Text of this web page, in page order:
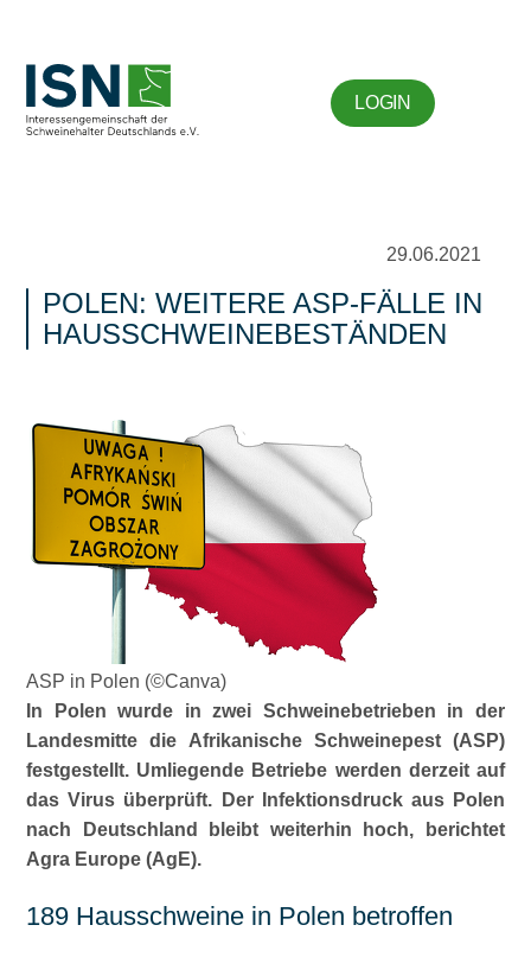
LOGIN
29.06.2021
POLEN: WEITERE ASP-FÄLLE IN
HAUSSCHWEINEBESTÄNDEN
ASP in Polen (©Canva)
In Polen wurde in zwei Schweinebetrieben in der
Landesmitte die Afrikanische Schweinepest (ASP)
festgestellt. Umliegende Betriebe werden derzeit auf
das Virus überprüft. Der Infektionsdruck aus Polen
nach Deutschland bleibt weiterhin hoch, berichtet
Agra Europe (AgE).
189 Hausschweine in Polen betroffen